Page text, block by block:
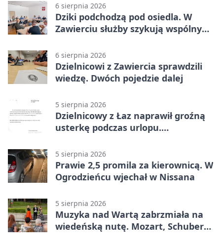
6 sierpnia 2026
Dziki podchodzą pod osiedla. W
Zawierciu służby szykują wspólny
6 sierpnia 2026
Dzielnicowi z Zawiercia sprawdzili
wiedzę. Dwóch pojedzie dalej
5 sierpnia 2026
Dzielnicowy z Łaz naprawił groźną
usterkę podczas urlopu.
5 sierpnia 2026
Prawie 2,5 promila za kierownicą. W
Ogrodzieńcu wjechał w Nissana
5 sierpnia 2026
Muzyka nad Wartą zabrzmiała na
wiedeńską nutę. Mozart, Schubert i